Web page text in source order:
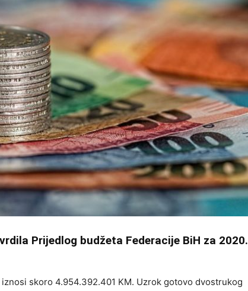
Prijedlog budžeta Federacije BiH za 2020.
skoro 4.954.392.401 KM. Uzrok gotovo dvostrukog